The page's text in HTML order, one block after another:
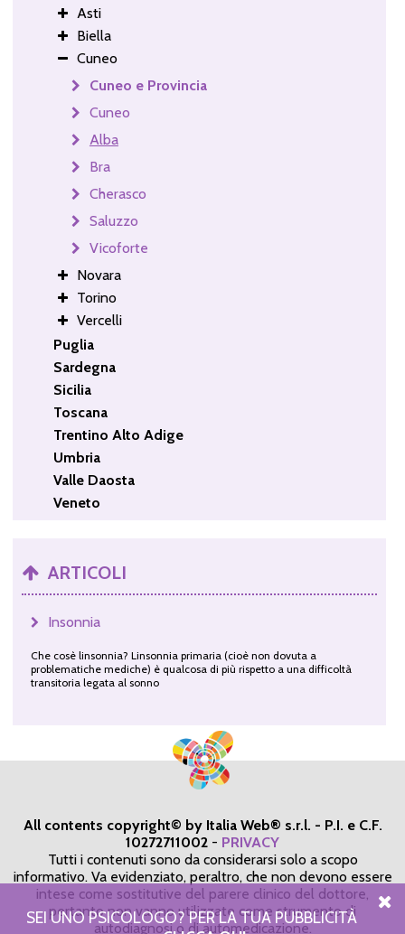
Asti
Biella
Cuneo
Cuneo e Provincia
Cuneo
Alba
Bra
Cherasco
Saluzzo
Vicoforte
Novara
Torino
Vercelli
Puglia
Sardegna
Sicilia
Toscana
Trentino Alto Adige
Umbria
Valle Daosta
Veneto
ARTICOLI
Insonnia
Che cosè linsonnia? Linsonnia primaria (cioè non dovuta a
problematiche mediche) è qualcosa di più rispetto a una difficoltà
transitoria legata al sonno
All contents copyright© by Italia Web® s.r.l. - P.I. e C.F.
10272711002 - PRIVACY
Tutti i contenuti sono da considerarsi solo a scopo
informativo. Va evidenziato, peraltro, che non devono essere
intese come sostitutive del parere clinico del dottore,
pertanto non vanno utilizzate come strumento di
autodiagnosi o di automedicazione.
SEI UNO PSICOLOGO? PER LA TUA PUBBLICITÀ